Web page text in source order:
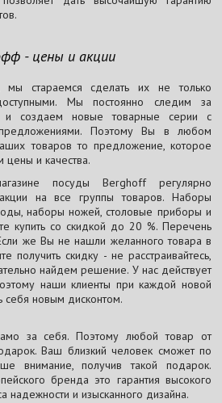
- цены и акции
стараемся сделать их не только
Мы постоянно следим за
и создаем новые товарные серии с
Поэтому Вы в любом
товаров то предложение, которое
и качества.
посуды Berghoff регулярно
на все группы товаров. Наборы
наборы ножей, столовые приборы и
купить со скидкой до 20 %. Перечень
же Вы не нашли желанного товара в
получить скидку - не расстраивайтесь,
найдем решение. У нас действует
наши клиенты при каждой новой
себя новым дисконтом.
за себя. Поэтому любой товар от
Ваш близкий человек сможет по
внимание, получив такой подарок.
бренда это гарантия высокого
надежности и изысканного дизайна.